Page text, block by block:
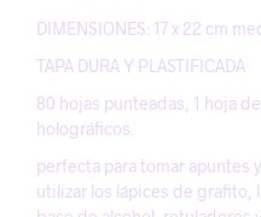
DIMENSIONES: 17 x 22 cm
TAPA DURA Y PLASTIFICADA
80 hojas punteadas, 1 hoja
holográficos.
perfecta para tomar apuntes
utilizar los lápices de grafito,